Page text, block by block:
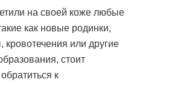
на своей коже любые
как новые родинки,
или другие
стоит
к